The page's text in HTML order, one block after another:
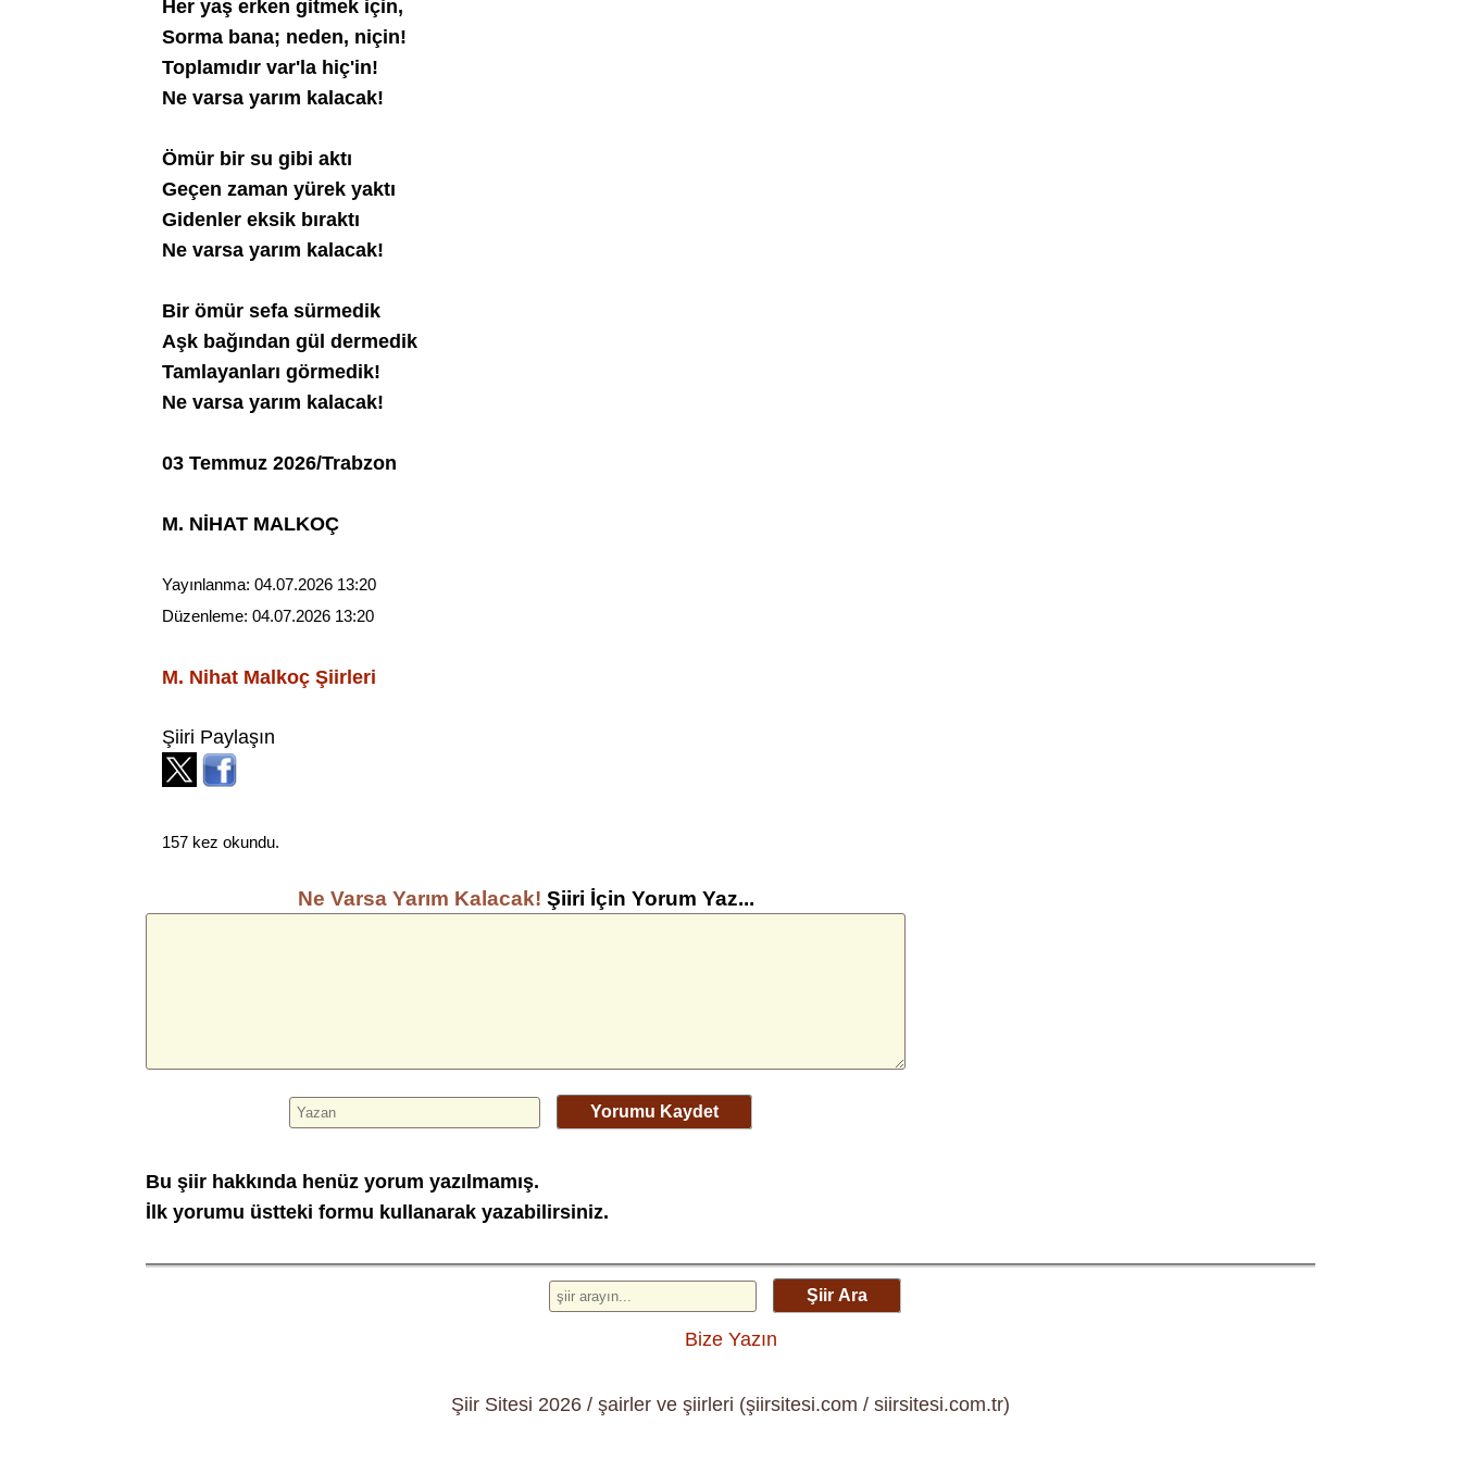
Her yaş erken gitmek için,
Sorma bana; neden, niçin!
Toplamıdır var'la hiç'in!
Ne varsa yarım kalacak!
Ömür bir su gibi aktı
Geçen zaman yürek yaktı
Gidenler eksik bıraktı
Ne varsa yarım kalacak!
Bir ömür sefa sürmedik
Aşk bağından gül dermedik
Tamlayanları görmedik!
Ne varsa yarım kalacak!
03 Temmuz 2026/Trabzon
M. NİHAT MALKOÇ
Yayınlanma:04.07.2026 13:20
Düzenleme:04.07.2026 13:20
M. Nihat Malkoç Şiirleri
Şiiri Paylaşın
157 kez okundu.
Ne Varsa Yarım Kalacak! Şiiri İçin Yorum Yaz...
Yorumu Kaydet
Bu şiir hakkında henüz yorum yazılmamış.
İlk yorumu üstteki formu kullanarak yazabilirsiniz.
Şiir Ara
Bize Yazın
Şiir Sitesi 2026 / şairler ve şiirleri (şiirsitesi.com / siirsitesi.com.tr)